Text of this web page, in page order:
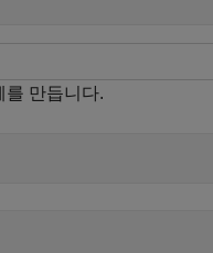
를 만듭니다.